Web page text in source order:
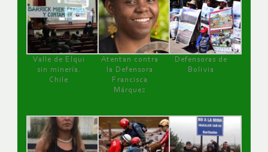
Valle de Elqui
sin minería.
Chile
Atentan contra
la Defensora
Francisca
Márquez
Defensoras de
Bolivia